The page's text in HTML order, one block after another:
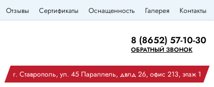
Отзывы Сертификаты Оснащенность Галерея Контакты
8 (8652) 57-10-30
ОБРАТНЫЙ ЗВОНОК
г. Ставрополь, ул. 45 Параллель, двлд 26, офис 213, этаж 1